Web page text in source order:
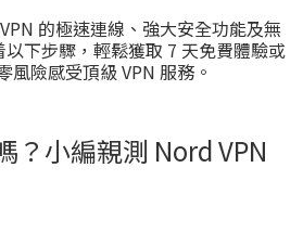
的極速連線、強大安全功能及無
下步驟，輕鬆獲取 7 天免費體驗或
風險感受頂級 VPN 服務。
？小編親測 Nord VPN